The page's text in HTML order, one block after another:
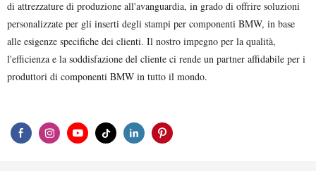
di attrezzature di produzione all'avanguardia, in grado di offrire soluzioni
personalizzate per gli inserti degli stampi per componenti BMW, in base
alle esigenze specifiche dei clienti. Il nostro impegno per la qualità,
l'efficienza e la soddisfazione del cliente ci rende un partner affidabile per i
produttori di componenti BMW in tutto il mondo.